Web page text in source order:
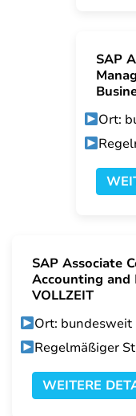
SAP
Ort:
SAP Associate
Accounting and
VOLLZEIT
Ort: bundesweit
Regelmäßiger
WEITERE